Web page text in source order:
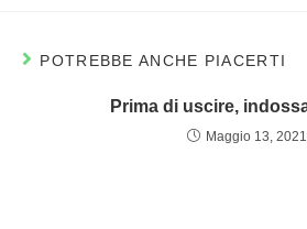
POTREBBE ANCHE PIACERTI
Prima di uscire,
Maggio 13, 2021